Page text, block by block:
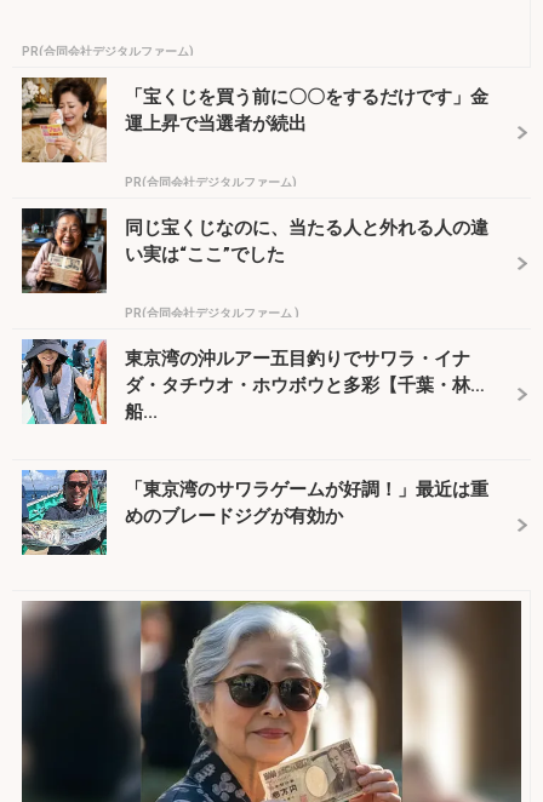
PR(合同会社デジタルファーム)
「宝くじを買う前に〇〇をするだけです」金
運上昇で当選者が続出
PR(合同会社デジタルファーム)
同じ宝くじなのに、当たる人と外れる人の違
い実は“ここ”でした
PR(合同会社デジタルファーム )
東京湾の沖ルアー五目釣りでサワラ・イナ
ダ・タチウオ・ホウボウと多彩【千葉・林遊
船...
「東京湾のサワラゲームが好調！」最近は重
めのブレードジグが有効か